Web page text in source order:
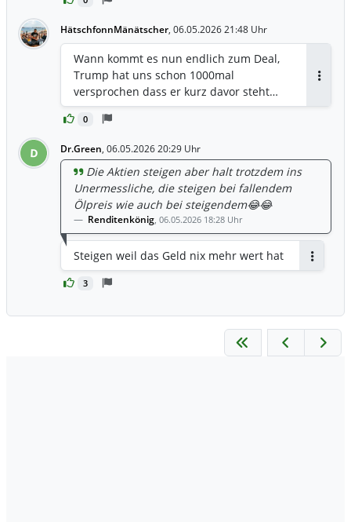
HätschfonnMänätscher, 06.05.2026 21:48 Uhr
0
Wann kommt es nun endlich zum Deal,
Trump hat uns schon 1000mal
versprochen dass er kurz davor steht…
D Dr.Green, 06.05.2026 20:29 Uhr
3
Die Aktien steigen aber halt trotzdem ins
Unermessliche, die steigen bei fallendem
Ölpreis wie auch bei steigendem😂😂
Renditenkönig, 06.05.2026 18:28 Uhr
Steigen weil das Geld nix mehr wert hat